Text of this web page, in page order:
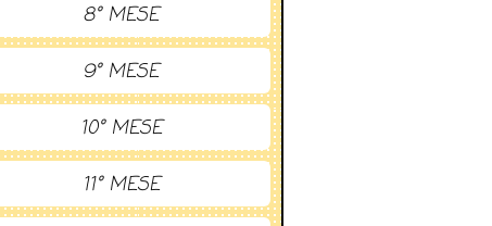
8° MESE
9° MESE
10° MESE
11° MESE